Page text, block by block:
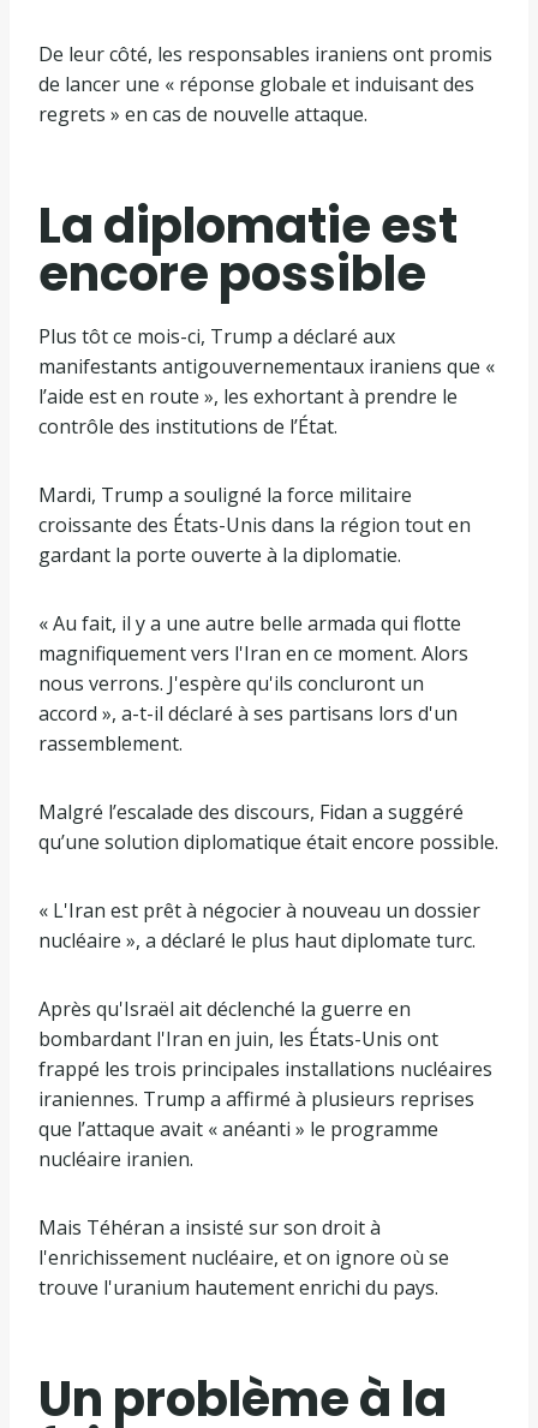
é
m
e
s
De leur côté, les responsables iraniens ont promis
de lancer une « réponse globale et induisant des
regrets » en cas de nouvelle attaque.
La diplomatie est
encore possible
Plus tôt ce mois-ci, Trump a déclaré aux
manifestants antigouvernementaux iraniens que «
l’aide est en route », les exhortant à prendre le
contrôle des institutions de l’État.
Mardi, Trump a souligné la force militaire
croissante des États-Unis dans la région tout en
gardant la porte ouverte à la diplomatie.
« Au fait, il y a une autre belle armada qui flotte
magnifiquement vers l'Iran en ce moment. Alors
nous verrons. J'espère qu'ils concluront un
accord », a-t-il déclaré à ses partisans lors d'un
rassemblement.
Malgré l’escalade des discours, Fidan a suggéré
qu’une solution diplomatique était encore possible.
« L'Iran est prêt à négocier à nouveau un dossier
nucléaire », a déclaré le plus haut diplomate turc.
Après qu'Israël ait déclenché la guerre en
bombardant l'Iran en juin, les États-Unis ont
frappé les trois principales installations nucléaires
iraniennes. Trump a affirmé à plusieurs reprises
que l’attaque avait « anéanti » le programme
nucléaire iranien.
Mais Téhéran a insisté sur son droit à
l'enrichissement nucléaire, et on ignore où se
trouve l'uranium hautement enrichi du pays.
Un problème à la